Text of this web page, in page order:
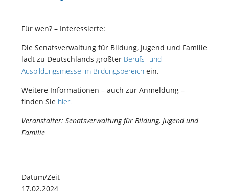
Für wen? – Interessierte:
Die Senatsverwaltung für Bildung, Jugend und Familie
lädt zu Deutschlands größter Berufs- und
Ausbildungsmesse im Bildungsbereich ein.
Weitere Informationen – auch zur Anmeldung –
finden Sie hier.
Veranstalter: Senatsverwaltung für Bildung, Jugend und
Familie
Datum/Zeit
17.02.2024